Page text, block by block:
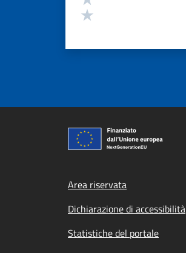
Footer menu
Area riservata
Dichiarazione di accessibilità
Statistiche del portale